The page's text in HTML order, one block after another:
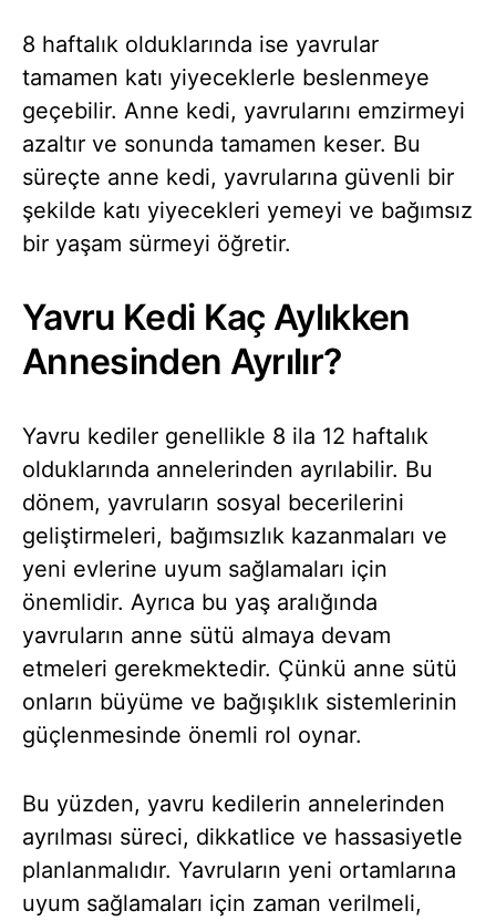
8 haftalık olduklarında ise yavrular
tamamen katı yiyeceklerle beslenmeye
geçebilir. Anne kedi, yavrularını emzirmeyi
azaltır ve sonunda tamamen keser. Bu
süreçte anne kedi, yavrularına güvenli bir
şekilde katı yiyecekleri yemeyi ve bağımsız
bir yaşam sürmeyi öğretir.
Yavru Kedi Kaç Aylıkken
Annesinden Ayrılır?
Yavru kediler genellikle 8 ila 12 haftalık
olduklarında annelerinden ayrılabilir. Bu
dönem, yavruların sosyal becerilerini
geliştirmeleri, bağımsızlık kazanmaları ve
yeni evlerine uyum sağlamaları için
önemlidir. Ayrıca bu yaş aralığında
yavruların anne sütü almaya devam
etmeleri gerekmektedir. Çünkü anne sütü
onların büyüme ve bağışıklık sistemlerinin
güçlenmesinde önemli rol oynar.
Bu yüzden, yavru kedilerin annelerinden
ayrılması süreci, dikkatlice ve hassasiyetle
planlanmalıdır. Yavruların yeni ortamlarına
uyum sağlamaları için zaman verilmeli,